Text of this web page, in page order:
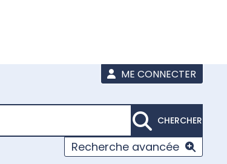
ME CONNECTER
CHERCHER
Recherche avancée